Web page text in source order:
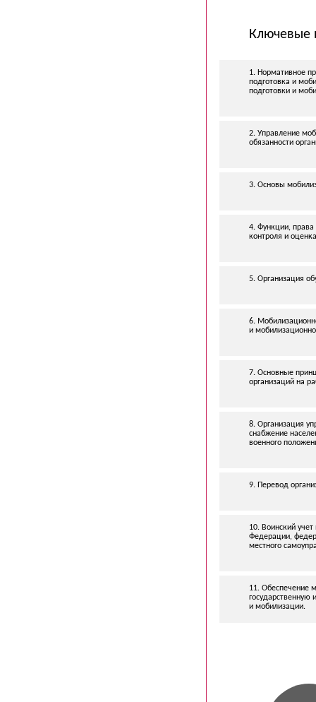
Ключевые
1. Нормативное
подготовка и
подготовки и
2. Управление
обязанности
3. Основы
4. Функции, права
контроля и
5. Организация
6.
и
7. Основные
организаций на
8. Организация
снабжение
военного
9. Перевод
10. Воинский
Федерации,
местного
11. Обеспечение
государственную
и мобилизации.